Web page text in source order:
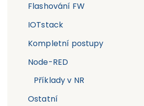
Flashování FW
IOTstack
Kompletní postupy
Node-RED
Příklady v NR
Ostatní